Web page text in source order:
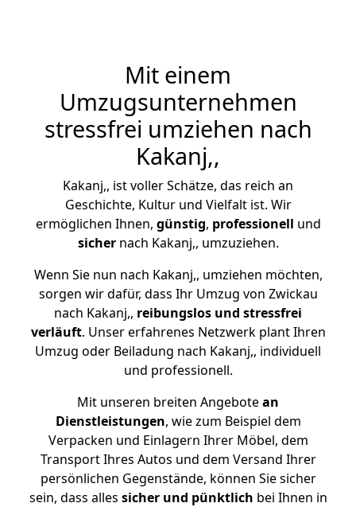
Mit einem
Umzugsunternehmen
stressfrei umziehen nach
Kakanj,,
Kakanj,, ist voller Schätze, das reich an
Geschichte, Kultur und Vielfalt ist. Wir
ermöglichen Ihnen, günstig, professionell und
sichernach Kakanj,, umzuziehen.
Wenn Sie nun nach Kakanj,, umziehen möchten,
sorgen wir dafür, dass Ihr Umzug von Zwickau
nach Kakanj,, reibungslos und stressfrei
verläuft. Unser erfahrenes Netzwerk plant Ihren
Umzug oder Beiladung nach Kakanj,, individuell
und professionell.
Mit unseren breiten Angebotean
Dienstleistungen, wie zum Beispiel dem
Verpacken und Einlagern Ihrer Möbel, dem
Transport Ihres Autos und dem Versand Ihrer
persönlichen Gegenstände, können Sie sicher
sein, dass alles sicher und pünktlich bei Ihnen in